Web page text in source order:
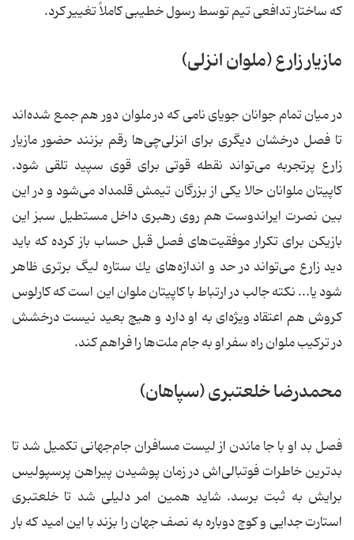
كه ساختار تدافعی تیم توسط رسول خطیبی كاملاً تغییر كرد.
مازیار زارع (ملوان انزلی)
در میان تمام جوانان جویای نامی كه در ملوان دور هم جمع شده‌اند
تا فصل درخشان دیگری برای انزلی‌چی‌ها رقم بزنند حضور مازیار
زارع پرتجربه می‌تواند نقطه قوتی برای قوی سپید تلقی شود.
كاپیتان ملوانان حالا یكی از بزرگان تیمش قلمداد می‌شود و در این
بین نصرت ایراندوست هم روی رهبری داخل مستطیل سبز این
بازیكن برای تكرار موفقیت‌های فصل قبل حساب باز كرده كه باید
دید زارع می‌تواند در حد و اندازه‌های یك ستاره لیگ ‌برتری ظاهر
شود یا... نكته جالب در ارتباط با كاپیتان ملوان این است كه كارلوس
كروش هم اعتقاد ویژه‌ای به او دارد و هیچ بعید نیست درخشش
در تركیب ملوان راه سفر او به جام ملت‌ها را فراهم كند.
محمدرضا خلعتبری (سپاهان)
فصل بد او با جا ماندن از لیست مسافران جام‌جهانی‌ تكمیل شد تا
بدترین خاطرات فوتبالی‌‌اش در زمان پوشیدن پیراهن پرسپولیس
برایش به ثبت برسد. شاید همین امر دلیلی شد تا خلعتبری
استارت جدایی و كوچ دوباره به نصف جهان را بزند با این امید كه بار